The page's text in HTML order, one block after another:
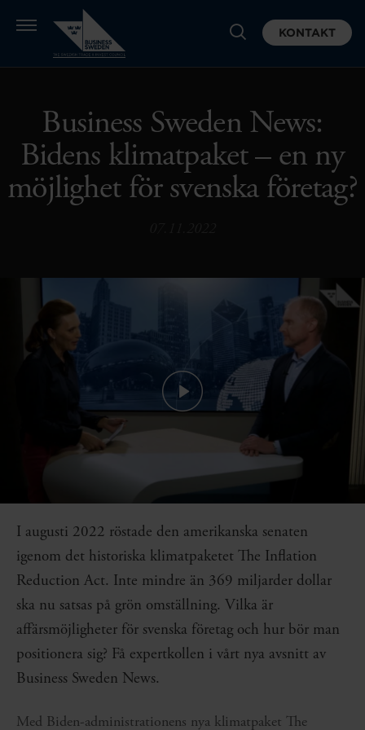
KONTAKT
Business Sweden News:
Bidens klimatpaket – en ny
möjlighet för svenska företag?
I augusti 2022 röstade den amerikanska senaten
igenom det historiska klimatpaketet The Inflation
Reduction Act. Inte mindre än 369 miljarder dollar
ska nu satsas på grön omställning. Vilka är
affärsmöjligheter för svenska företag och hur bör man
positionera sig? Få expertkollen i vårt nya avsnitt av
Business Sweden News.
Med Biden-administrationens nya klimatpaket The